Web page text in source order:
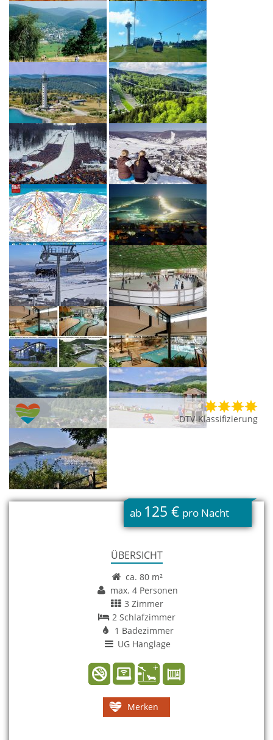
DTV-Klassifizierung
ab 125 € pro Nacht
ÜBERSICHT
ca. 80 m²
max. 4 Personen
3 Zimmer
2 Schlafzimmer
1 Badezimmer
UG Hanglage
Merken